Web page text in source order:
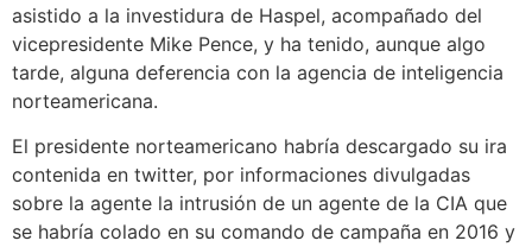
asistido a la investidura de Haspel, acompañado del
vicepresidente Mike Pence, y ha tenido, aunque algo
tarde, alguna deferencia con la agencia de inteligencia
norteamericana.
El presidente norteamericano habría descargado su ira
contenida en twitter, por informaciones divulgadas
sobre la agente la intrusión de un agente de la CIA que
se habría colado en su comando de campaña en 2016 y